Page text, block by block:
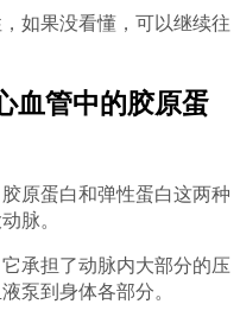
如果没看懂，可以继续往
血管中的胶原蛋
原蛋白和弹性蛋白这两种
脉。
承担了动脉内大部分的压
泵到身体各部分。